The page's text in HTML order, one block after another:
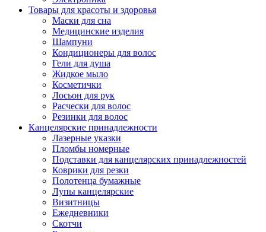
Товары для красоты и здоровья
Маски для сна
Медицинские изделия
Шампуни
Кондиционеры для волос
Гели для душа
Жидкое мыло
Косметички
Лосьон для рук
Расчески для волос
Резинки для волос
Канцелярские принадлежности
Лазерные указки
Пломбы номерные
Подставки для канцелярских принадлежностей
Коврики для резки
Полотенца бумажные
Лупы канцелярские
Визитницы
Ежедневники
Скотчи